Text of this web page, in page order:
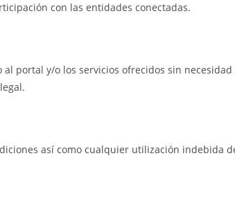
con las entidades conectadas.
portal y/o los servicios ofrecidos sin
así como cualquier utilización indebida